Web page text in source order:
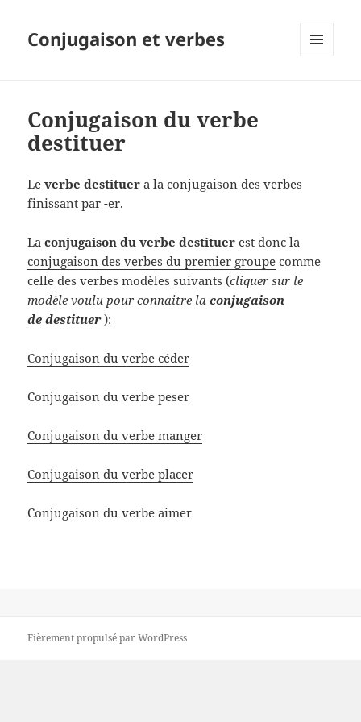
Conjugaison et verbes
Conjugaison du verbe
destituer
Leverbe destituer a la conjugaison des verbes
finissant par -er.
Laconjugaison du verbe destituer est donc la
conjugaison des verbes du premier groupe comme
celle des verbes modèles suivants (cliquer sur le
modèle voulu pour connaitre laconjugaison
de destituer):
Conjugaison du verbe céder
Conjugaison du verbe peser
Conjugaison du verbe manger
Conjugaison du verbe placer
Conjugaison du verbe aimer
Fièrement propulsé par WordPress